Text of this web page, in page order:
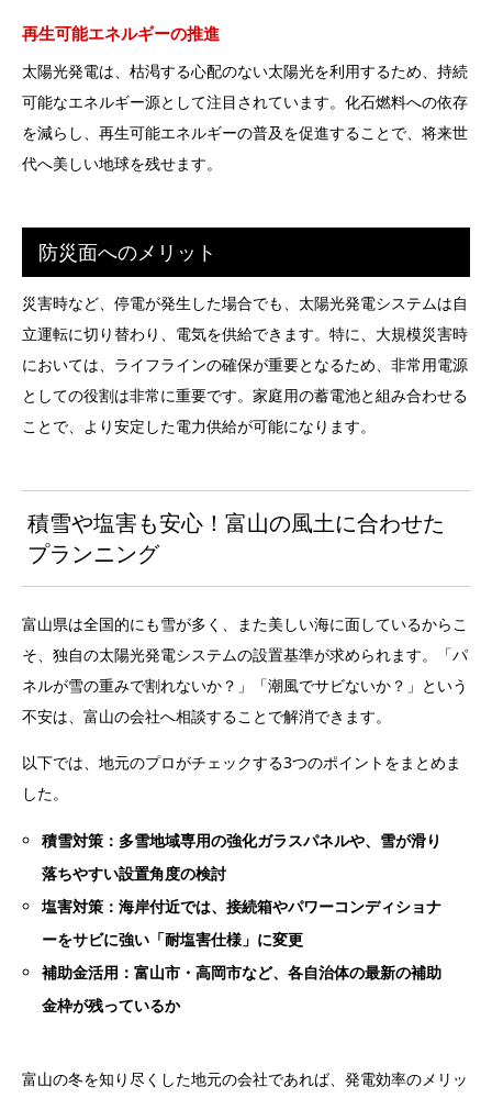
再生可能エネルギーの推進
太陽光発電は、枯渇する心配のない太陽光を利用するため、持続
可能なエネルギー源として注目されています。化石燃料への依存
を減らし、再生可能エネルギーの普及を促進することで、将来世
代へ美しい地球を残せます。
防災面へのメリット
災害時など、停電が発生した場合でも、太陽光発電システムは自
立運転に切り替わり、電気を供給できます。特に、大規模災害時
においては、ライフラインの確保が重要となるため、非常用電源
としての役割は非常に重要です。家庭用の蓄電池と組み合わせる
ことで、より安定した電力供給が可能になります。
積雪や塩害も安心！富山の風土に合わせた
プランニング
富山県は全国的にも雪が多く、また美しい海に面しているからこ
そ、独自の太陽光発電システムの設置基準が求められます。「パ
ネルが雪の重みで割れないか？」「潮風でサビないか？」という
不安は、富山の会社へ相談することで解消できます。
以下では、地元のプロがチェックする3つのポイントをまとめま
した。
積雪対策：多雪地域専用の強化ガラスパネルや、雪が滑り
落ちやすい設置角度の検討
塩害対策：海岸付近では、接続箱やパワーコンディショナ
ーをサビに強い「耐塩害仕様」に変更
補助金活用：富山市・高岡市など、各自治体の最新の補助
金枠が残っているか
富山の冬を知り尽くした地元の会社であれば、発電効率のメリッ